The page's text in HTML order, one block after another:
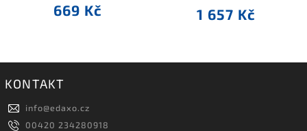
669 Kč 1 657 Kč
KONTAKT
info@edaxo.cz
00420 234280918